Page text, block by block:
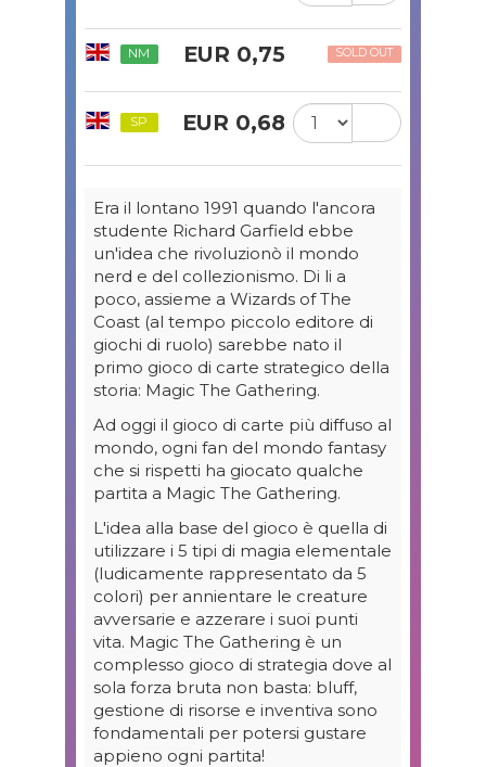
NM EUR 0,75 SOLD OUT
SP EUR 0,68
Era il lontano 1991 quando l'ancora
studente Richard Garfield ebbe
un'idea che rivoluzionò il mondo
nerd e del collezionismo. Di li a
poco, assieme a Wizards of The
Coast (al tempo piccolo editore di
giochi di ruolo) sarebbe nato il
primo gioco di carte strategico della
storia: Magic The Gathering.
Ad oggi il gioco di carte più diffuso al
mondo, ogni fan del mondo fantasy
che si rispetti ha giocato qualche
partita a Magic The Gathering.
L'idea alla base del gioco è quella di
utilizzare i 5 tipi di magia elementale
(ludicamente rappresentato da 5
colori) per annientare le creature
avversarie e azzerare i suoi punti
vita. Magic The Gathering è un
complesso gioco di strategia dove al
sola forza bruta non basta: bluff,
gestione di risorse e inventiva sono
fondamentali per potersi gustare
appieno ogni partita!